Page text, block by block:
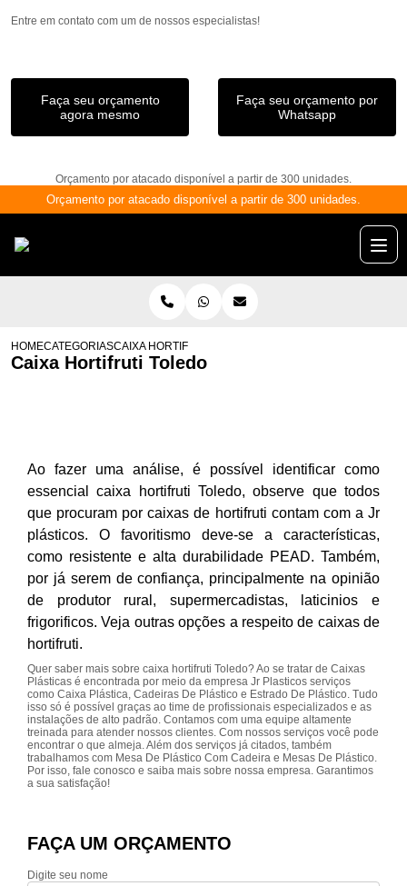
Entre em contato com um de nossos especialistas!
Faça seu orçamento
agora mesmo
Faça seu orçamento por
Whatsapp
Orçamento por atacado disponível a partir de 300 unidades.
Orçamento por atacado disponível a partir de 300 unidades.
HOMECATEGORIASCAIXA HORTIFRUTI TOLEDO
Caixa Hortifruti Toledo
Ao fazer uma análise, é possível identificar como
essencial caixa hortifruti Toledo, observe que todos
que procuram por caixas de hortifruti contam com a Jr
plásticos. O favoritismo deve-se a características,
como resistente e alta durabilidade PEAD. Também,
por já serem de confiança, principalmente na opinião
de produtor rural, supermercadistas, laticinios e
frigorificos. Veja outras opções a respeito de caixas de
hortifruti.
Quer saber mais sobre caixa hortifruti Toledo? Ao se tratar de Caixas
Plásticas é encontrada por meio da empresa Jr Plasticos serviços
como Caixa Plástica, Cadeiras De Plástico e Estrado De Plástico. Tudo
isso só é possível graças ao time de profissionais especializados e as
instalações de alto padrão. Contamos com uma equipe altamente
treinada para atender nossos clientes. Com nossos serviços você pode
encontrar o que almeja. Além dos serviços já citados, também
trabalhamos com Mesa De Plástico Com Cadeira e Mesas De Plástico.
Por isso, fale conosco e saiba mais sobre nossa empresa. Garantimos
a sua satisfação!
FAÇA UM ORÇAMENTO
Digite seu nome